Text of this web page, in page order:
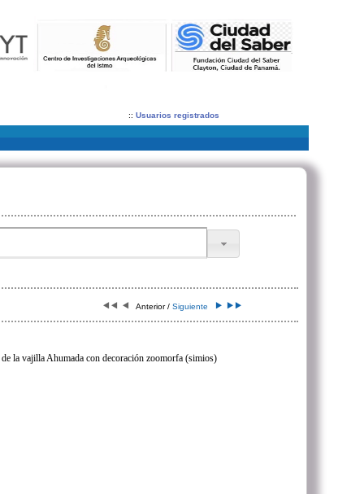
:: Usuarios registrados
Anterior / Siguiente
la vajilla Ahumada con decoración zoomorfa (simios)